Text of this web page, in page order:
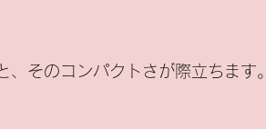
、そのコンパクトさが際立ちます。